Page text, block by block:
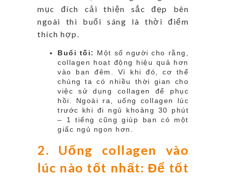
mục đích cải thiện sắc đẹp bên
ngoài thì buổi sáng là thời điểm
thích hợp.
Buổi tối: Một số người cho rằng,
collagen hoạt động hiệu quả hơn
vào ban đêm. Vì khi đó, cơ thể
chúng ta có nhiều thời gian cho
việc sử dụng collagen để phục
hồi. Ngoài ra, uống collagen lúc
trước khi đi ngủ khoảng 30 phút
– 1 tiếng cũng giúp bạn có một
giấc ngủ ngon hơn.
2. Uống collagen vào
lúc nào tốt nhất: Để tốt